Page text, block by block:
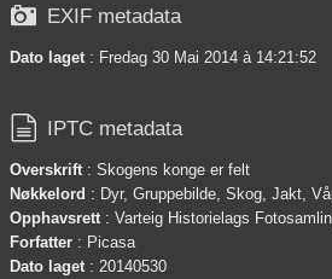
 EXIF metadata
Dato laget: Fredag 30 Mai 2014 à 14:21:52
 IPTC metadata
Overskrift: Skogens konge er felt
Nøkkelord : Dyr, Gruppebilde, Skog, Jakt,
Opphavsrett: Varteig Historielags
Forfatter : Picasa
Dato laget: 20140530